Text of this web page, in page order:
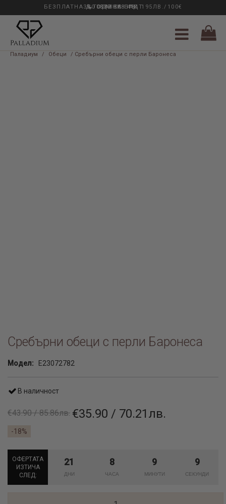
33 ГОДИНИ ОПИТ
БЕЗПЛАТНА ДОСТАВКА НАД 195ЛВ./100€
0889 888 484
Паладиум / Обеци / Сребърни обеци с перли Баронеса
Сребърни обеци с перли Баронеса
Модел: E23072782
В наличност
€43.90 / 85.86лв. €35.90 / 70.21лв.
-18%
ОФЕРТАТА
ИЗТИЧА
СЛЕД:
21 8 9 9